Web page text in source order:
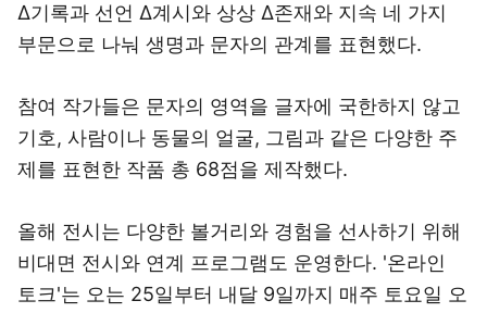
Δ기록과 선언 Δ계시와 상상 Δ존재와 지속 네 가지
부문으로 나눠 생명과 문자의 관계를 표현했다.
참여 작가들은 문자의 영역을 글자에 국한하지 않고
기호, 사람이나 동물의 얼굴, 그림과 같은 다양한 주
제를 표현한 작품 총 68점을 제작했다.
올해 전시는 다양한 볼거리와 경험을 선사하기 위해
비대면 전시와 연계 프로그램도 운영한다. '온라인
토크'는 오는 25일부터 내달 9일까지 매주 토요일 오